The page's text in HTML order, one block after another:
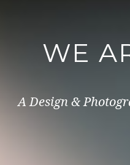
WE
A Design &